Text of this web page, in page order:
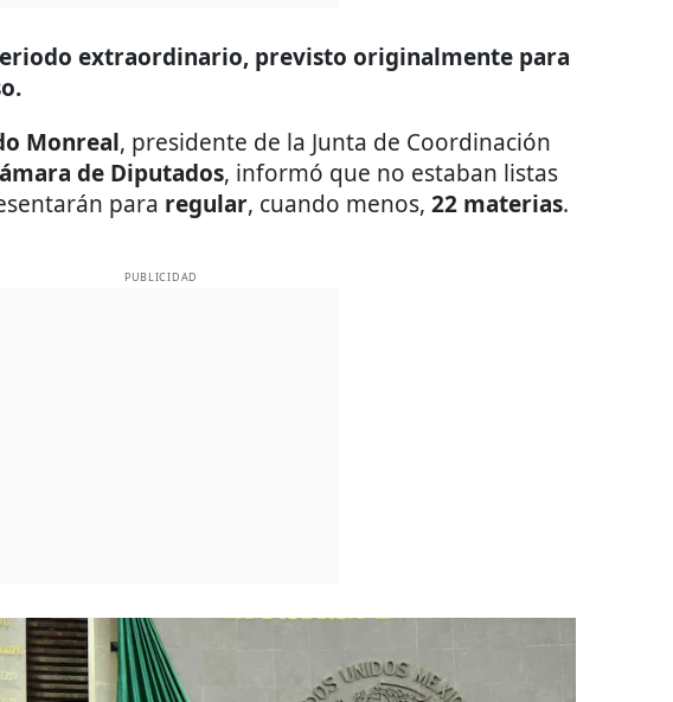
extraordinario, previsto originalmente para
Monreal, presidente de la Junta de Coordinación
de Diputados, informó que no estaban listas
para regular, cuando menos, 22 materias.
PUBLICIDAD